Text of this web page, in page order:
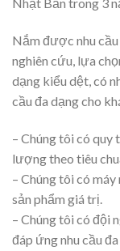
Nắm được nhu
nghiên cứu, lựa
dạng kiểu dệt, có
cầu đa dạng cho
– Chúng tôi có
lượng theo tiêu
– Chúng tôi có
sản phẩm giá trị.
– Chúng tôi có đội
đáp ứng nhu cầu